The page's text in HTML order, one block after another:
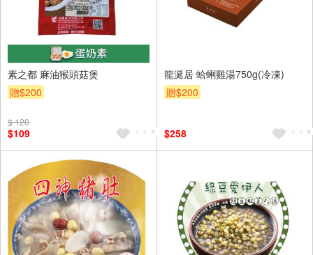
素之都 麻油猴頭菇煲
贈$200
$ 120
$109
龍涎居 蛤蜊雞湯750g(冷凍)
贈$200
$258